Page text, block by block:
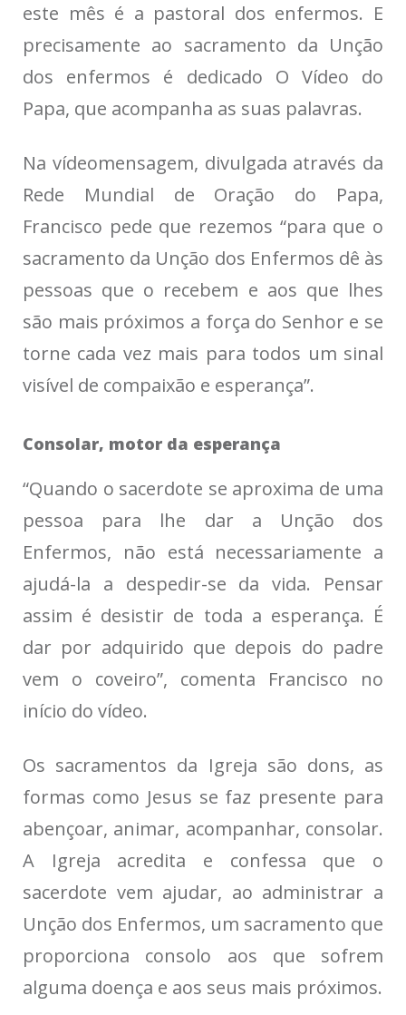
este mês é a pastoral dos enfermos. E
precisamente ao sacramento da Unção
dos enfermos é dedicado O Vídeo do
Papa, que acompanha as suas palavras.
Na vídeomensagem, divulgada através da
Rede Mundial de Oração do Papa,
Francisco pede que rezemos “para que o
sacramento da Unção dos Enfermos dê às
pessoas que o recebem e aos que lhes
são mais próximos a força do Senhor e se
torne cada vez mais para todos um sinal
visível de compaixão e esperança”.
Consolar, motor da esperança
“Quando o sacerdote se aproxima de uma
pessoa para lhe dar a Unção dos
Enfermos, não está necessariamente a
ajudá-la a despedir-se da vida. Pensar
assim é desistir de toda a esperança. É
dar por adquirido que depois do padre
vem o coveiro”, comenta Francisco no
início do vídeo.
Os sacramentos da Igreja são dons, as
formas como Jesus se faz presente para
abençoar, animar, acompanhar, consolar.
A Igreja acredita e confessa que o
sacerdote vem ajudar, ao administrar a
Unção dos Enfermos, um sacramento que
proporciona consolo aos que sofrem
alguma doença e aos seus mais próximos.